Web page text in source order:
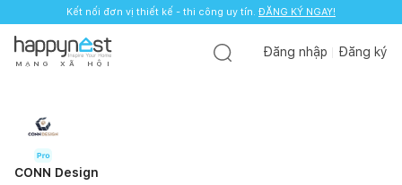
Kết nối đơn vị thiết kế - thi công uy tín. ĐĂNG KÝ NGAY!
M Ạ N G X Ã H Ộ I
Đăng nhập Đăng ký
CONN Design